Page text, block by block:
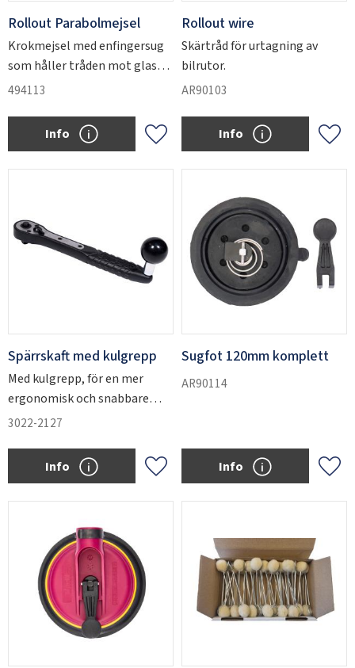
Rollout Parabolmejsel
Krokmejsel med enfingersug
som håller tråden mot glas
eller kaross. Sitter fast på
494113
Add to favorites
Info
Rollout wire
Skärtråd för urtagning av
bilrutor.
AR90103
Add
Info
Spärrskaft med kulgrepp
Med kulgrepp, för en mer
ergonomisk och snabbare
utrullning. Standard i
3022-2127
Add to favorites
Info
Sugfot 120mm komplett
AR90114
Add
Info
SWEDEN